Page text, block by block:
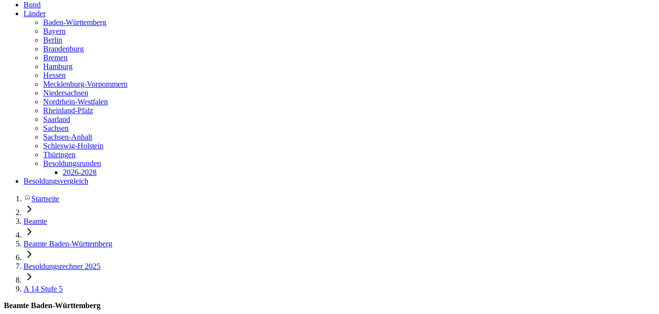
Bund
Länder
Baden-Württemberg
Bayern
Berlin
Brandenburg
Bremen
Hamburg
Hessen
Mecklenburg-Vorpommern
Niedersachsen
Nordrhein-Westfalen
Rheinland-Pfalz
Saarland
Sachsen
Sachsen-Anhalt
Schleswig-Holstein
Thüringen
Besoldungsrunden
2026-2028
Besoldungsvergleich
Startseite
Beamte
Beamte Baden-Württemberg
Besoldungsrechner 2025
A 14 Stufe 5
Beamte Baden-Württemberg